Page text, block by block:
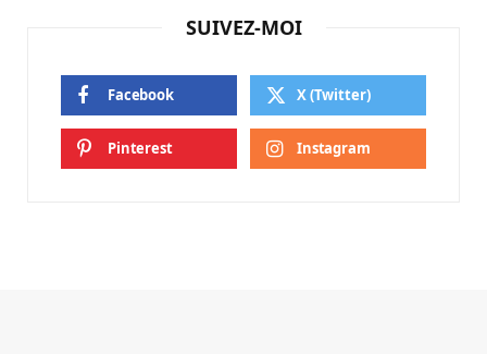
SUIVEZ-MOI
Facebook X (Twitter)
Pinterest Instagram